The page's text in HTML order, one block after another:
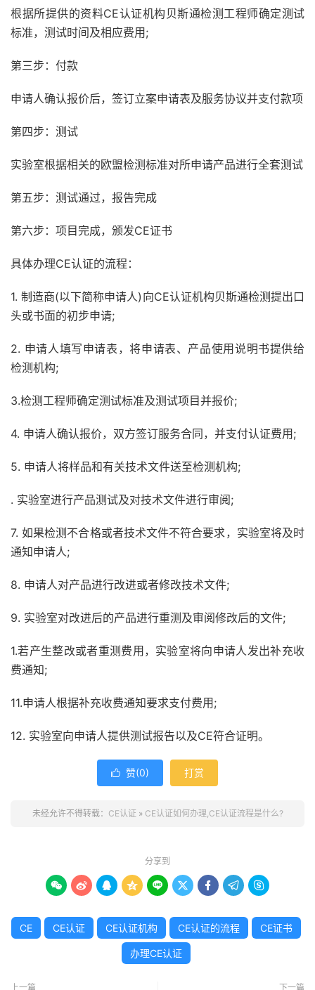
根据所提供的资料CE认证机构贝斯通检测工程师确定测试
标准，测试时间及相应费用;
第三步：付款
申请人确认报价后，签订立案申请表及服务协议并支付款项
第四步：测试
实验室根据相关的欧盟检测标准对所申请产品进行全套测试
第五步：测试通过，报告完成
第六步：项目完成，颁发CE证书
具体办理CE认证的流程：
1. 制造商(以下简称申请人)向CE认证机构贝斯通检测提出口
头或书面的初步申请;
2. 申请人填写申请表，将申请表、产品使用说明书提供给
检测机构;
3.检测工程师确定测试标准及测试项目并报价;
4. 申请人确认报价，双方签订服务合同，并支付认证费用;
5. 申请人将样品和有关技术文件送至检测机构;
. 实验室进行产品测试及对技术文件进行审阅;
7. 如果检测不合格或者技术文件不符合要求，实验室将及时
通知申请人;
8. 申请人对产品进行改进或者修改技术文件;
9. 实验室对改进后的产品进行重测及审阅修改后的文件;
1.若产生整改或者重测费用，实验室将向申请人发出补充收
费通知;
11.申请人根据补充收费通知要求支付费用;
12. 实验室向申请人提供测试报告以及CE符合证明。
 赞(0) 打赏
未经允许不得转载： CE认证 » CE认证如何办理,CE认证流程是什么?
分享到
        
CE CE认证 CE认证机构 CE认证的流程 CE证书
办理CE认证
上一篇 下一篇